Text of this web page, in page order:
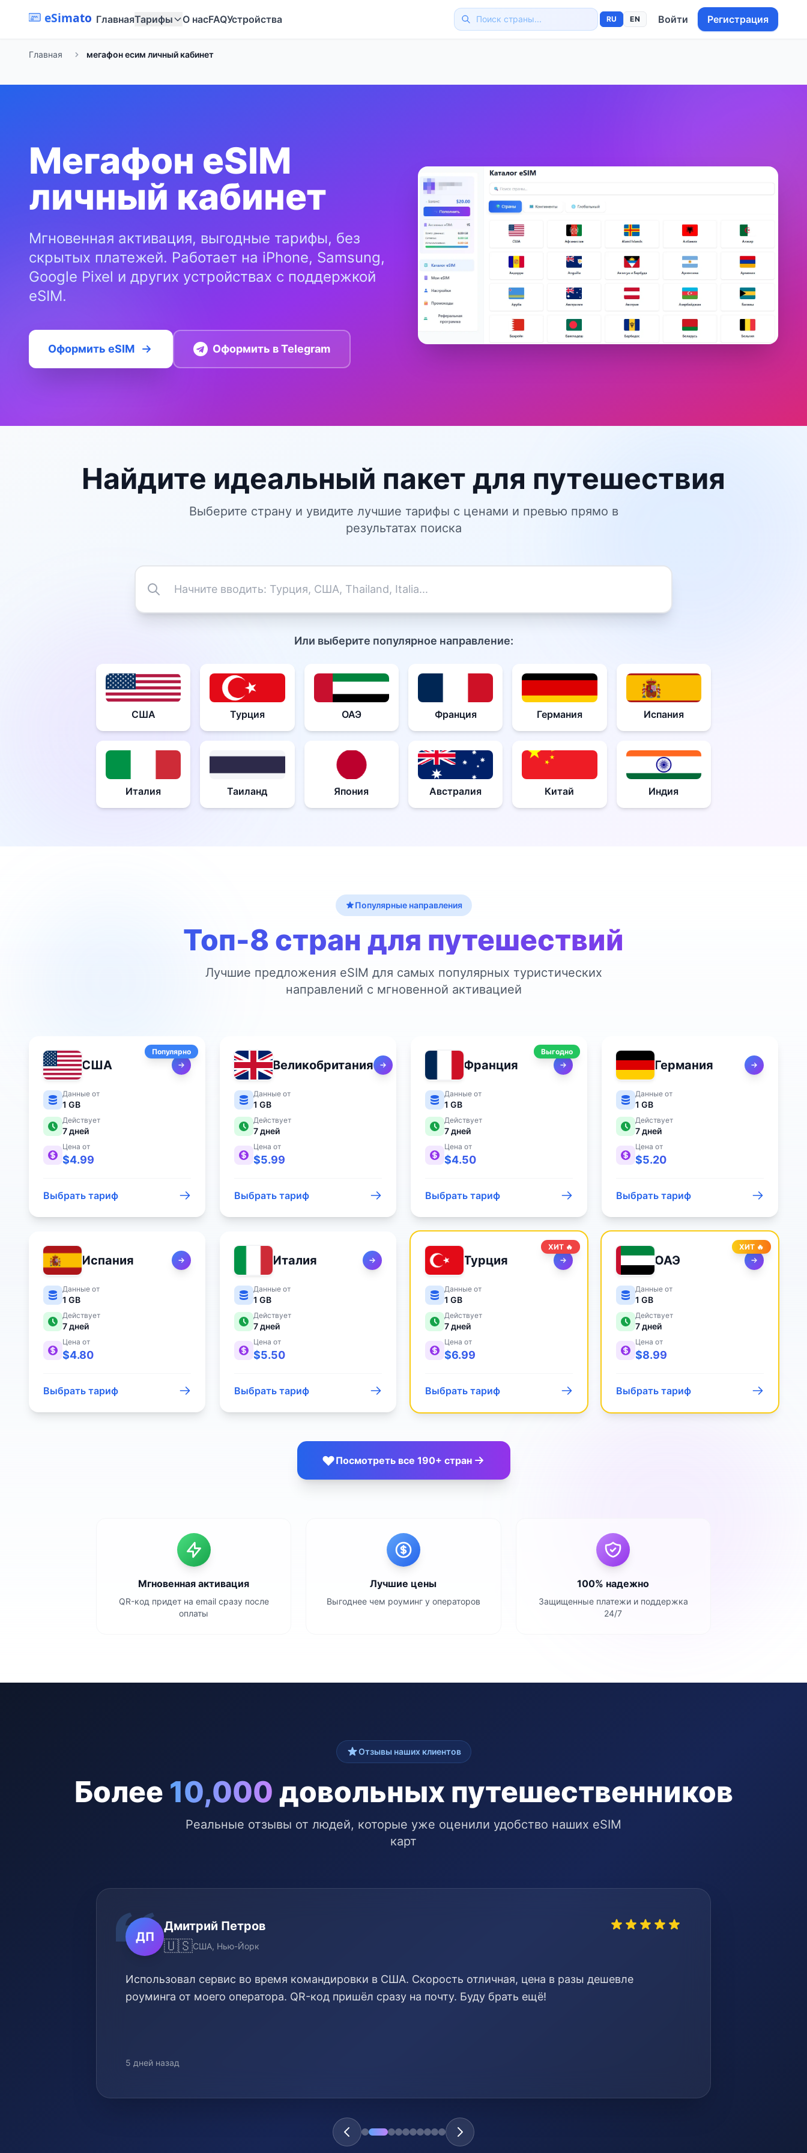
eSimato ГлавнаяТарифы О насFAQУстройства RU EN Войти Регистрация
Главная мегафон есим личный кабинет
Мегафон eSIM
личный кабинет
Мгновенная активация, выгодные тарифы, без
скрытых платежей. Работает на iPhone, Samsung,
Google Pixel и других устройствах с поддержкой
eSIM.
Оформить eSIM Оформить в Telegram
Найдите идеальный пакет для путешествия
Выберите страну и увидите лучшие тарифы с ценами и превью прямо в
результатах поиска
Или выберите популярное направление:
США Турция ОАЭ Франция Германия Испания
Италия Таиланд Япония Австралия Китай Индия
Популярные направления
Топ-8 стран для путешествий
Лучшие предложения eSIM для самых популярных туристических
направлений с мгновенной активацией
Популярно
США
Данные от
1 GB
Действует
7дней
Цена от
$4.99
Выбрать тариф
Великобритания
Данные от
1 GB
Действует
7дней
Цена от
$5.99
Выбрать тариф
Выгодно
Франция
Данные от
1 GB
Действует
7дней
Цена от
$4.50
Выбрать тариф
Германия
Данные от
1 GB
Действует
7дней
Цена от
$5.20
Выбрать тариф
Испания
Данные от
1 GB
Действует
7дней
Цена от
$4.80
Выбрать тариф
Италия
Данные от
1 GB
Действует
7дней
Цена от
$5.50
Выбрать тариф
ХИТ 🔥
Турция
Данные от
1 GB
Действует
7дней
Цена от
$6.99
Выбрать тариф
ХИТ 🔥
ОАЭ
Данные от
1 GB
Действует
7дней
Цена от
$8.99
Выбрать тариф
Посмотреть все 190+ стран
Мгновенная активация
QR-код придет на email сразу после
оплаты
Лучшие цены
Выгоднее чем роуминг у операторов
100% надежно
Защищенные платежи и поддержка
24/7
Отзывы наших клиентов
Более 10,000 довольных путешественников
Реальные отзывы от людей, которые уже оценили удобство наших eSIM
карт
ДП
Дмитрий Петров
🇺🇸США, Нью-Йорк
Использовал сервис во время командировки в США. Скорость отличная, цена в разы дешевле
роуминга от моего оператора. QR-код пришёл сразу на почту. Буду брать ещё!
5 дней назад